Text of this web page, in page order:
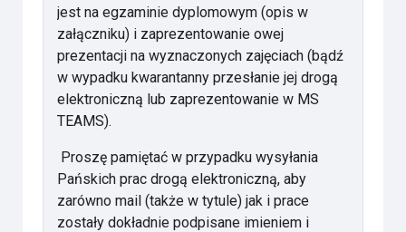
jest na egzaminie dyplomowym (opis w
załączniku) i zaprezentowanie owej
prezentacji na wyznaczonych zajęciach (bądź
w wypadku kwarantanny przesłanie jej drogą
elektroniczną lub zaprezentowanie w MS
TEAMS).
Proszę pamiętać w przypadku wysyłania
Pańskich prac drogą elektroniczną, aby
zarówno mail (także w tytule) jak i prace
zostały dokładnie podpisane imieniem i